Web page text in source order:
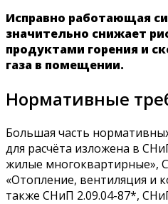
Исправно работающая
значительно снижает
продуктами горения и
газа в помещении.
Нормативные
Большая часть
для расчёта изложена в
жилые многоквартирные»,
«Отопление, вентиляция и
также СНиП 2.09.04-87*,